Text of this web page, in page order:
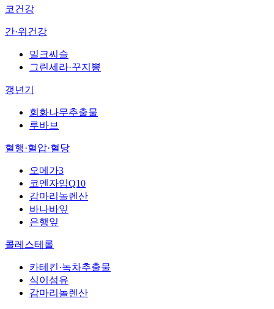
코건강
간·위건강
밀크씨슬
그린세라·꾸지뽕
갱년기
회화나무추출물
루바브
혈행·혈압·혈당
오메가3
코엔자임Q10
감마리놀렌산
바나바잎
은행잎
콜레스테롤
카테킨·녹차추출물
식이섬유
감마리놀렌산